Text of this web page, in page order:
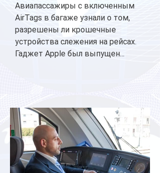
Авиапассажиры с включенным
AirTags в багаже узнали о том,
разрешены ли крошечные
устройства слежения на рейсах.
Гаджет Apple был выпущен...